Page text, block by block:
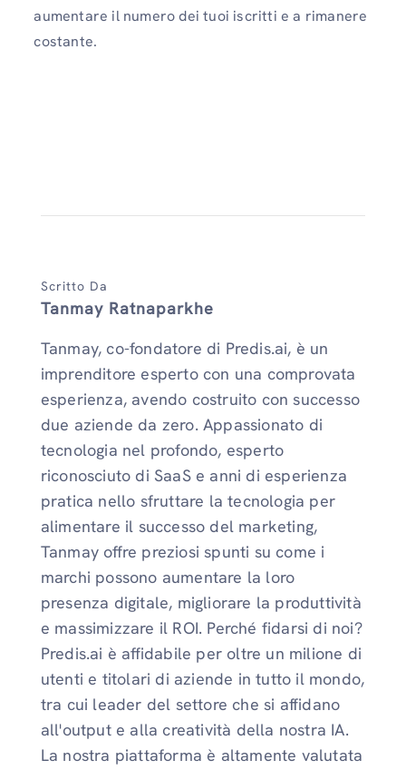
aumentare il numero dei tuoi iscritti e a rimanere
costante.
Scritto Da
Tanmay Ratnaparkhe
Tanmay, co-fondatore di Predis.ai, è un
imprenditore esperto con una comprovata
esperienza, avendo costruito con successo
due aziende da zero. Appassionato di
tecnologia nel profondo, esperto
riconosciuto di SaaS e anni di esperienza
pratica nello sfruttare la tecnologia per
alimentare il successo del marketing,
Tanmay offre preziosi spunti su come i
marchi possono aumentare la loro
presenza digitale, migliorare la produttività
e massimizzare il ROI. Perché fidarsi di noi?
Predis.ai è affidabile per oltre un milione di
utenti e titolari di aziende in tutto il mondo,
tra cui leader del settore che si affidano
all'output e alla creatività della nostra IA.
La nostra piattaforma è altamente valutata